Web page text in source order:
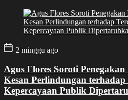
2 minggu ago
Agus Flores Soroti
Kesan Perlindungan
Kepercayaan Publik